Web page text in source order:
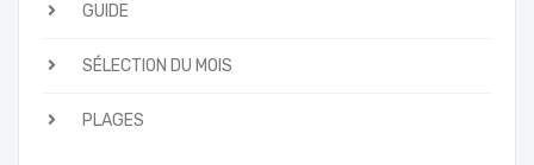
GUIDE
SÉLECTION DU MOIS
PLAGES